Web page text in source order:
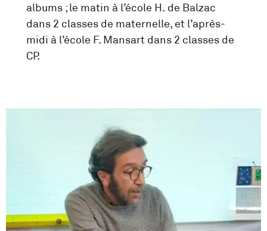
albums ; le matin à l’école H. de Balzac
dans 2 classes de maternelle, et l’après-
midi à l’école F. Mansart dans 2 classes de
CP.